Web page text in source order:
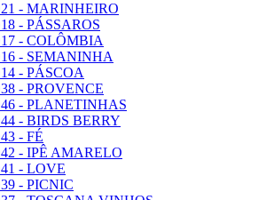
- MARINHEIRO
- PÁSSAROS
- COLÔMBIA
- SEMANINHA
- PÁSCOA
- PROVENCE
- PLANETINHAS
- BIRDS BERRY
- FÉ
- IPÊ AMARELO
- LOVE
- PICNIC